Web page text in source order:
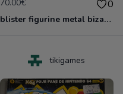
70.00€ 0
blister figurine metal bizarboy ork 40000 games xorshop
tikigames